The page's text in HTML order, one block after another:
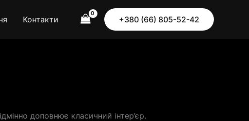
Контакти +380 (66) 805-52-42
доповнює класичний інтер’єр.